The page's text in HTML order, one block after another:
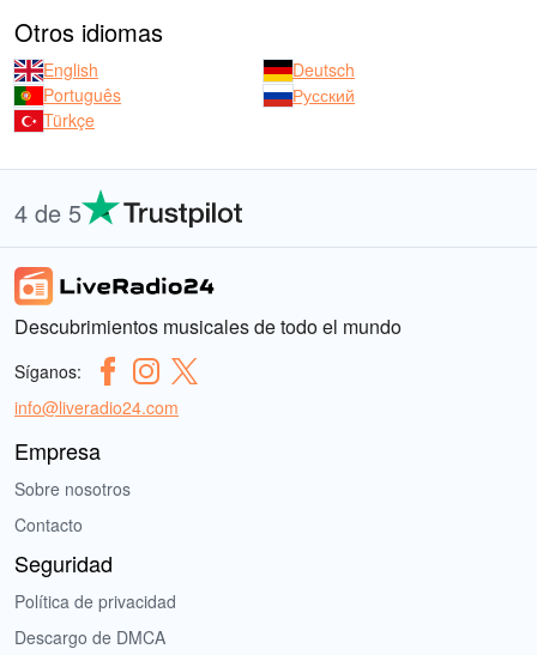
Otros idiomas
English
Deutsch
Português
Русский
Türkçe
4 de 5
Descubrimientos musicales de todo el mundo
Síganos:
info@liveradio24.com
Empresa
Sobre nosotros
Contacto
Seguridad
Política de privacidad
Descargo de DMCA